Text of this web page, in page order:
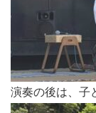
演奏の後は、子